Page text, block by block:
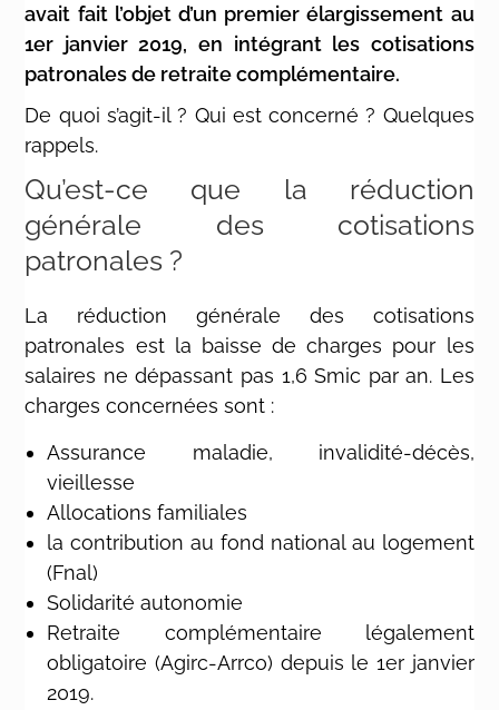
avait fait l’objet d’un premier élargissement au
1er janvier 2019, en intégrant les cotisations
patronales de retraite complémentaire.
De quoi s’agit-il ? Qui est concerné ? Quelques
rappels.
Qu’est-ce que la réduction
générale des cotisations
patronales ?
La réduction générale des cotisations
patronales est la baisse de charges pour les
salaires ne dépassant pas 1,6 Smic par an. Les
charges concernées sont :
Assurance maladie, invalidité-décès,
vieillesse
Allocations familiales
la contribution au fond national au logement
(Fnal)
Solidarité autonomie
Retraite complémentaire légalement
obligatoire (Agirc-Arrco) depuis le 1er janvier
2019.